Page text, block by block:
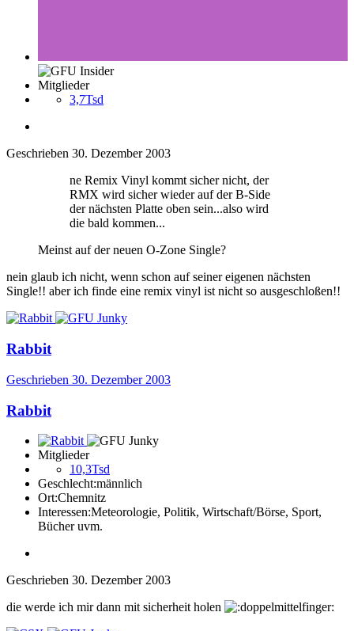
Mitglieder
3,7Tsd
Geschrieben 30. Dezember 2003
ne Remix Vinyl kommt sicher nicht, der
RMX wird sicher wieder auf der B-Side
der nächsten Platte oben sein...also wird
die bald kommen...
Meinst auf der neuen O-Zone Single?
nein glaub ich nicht, wenn schon auf seiner eigenen nächsten
Single!! aber ich finde eine remix vinyl ist nicht so ausgeschloßen!!
Rabbit
Geschrieben 30. Dezember 2003
Rabbit
Mitglieder
10,3Tsd
Geschlecht:männlich
Ort:Chemnitz
Interessen:Meteorologie, Politik, Wirtschaft/Börse, Sport,
Bücher uvm.
Geschrieben 30. Dezember 2003
die werde ich mir dann mit sicherheit holen